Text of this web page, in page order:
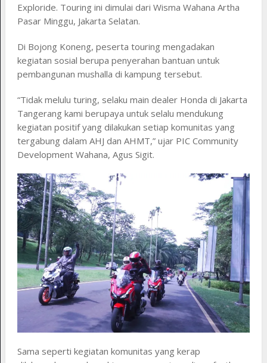
Exploride. Touring ini dimulai dari Wisma Wahana Artha
Pasar Minggu, Jakarta Selatan.
Di Bojong Koneng, peserta touring mengadakan
kegiatan sosial berupa penyerahan bantuan untuk
pembangunan mushalla di kampung tersebut.
“Tidak melulu turing, selaku main dealer Honda di Jakarta
Tangerang kami berupaya untuk selalu mendukung
kegiatan positif yang dilakukan setiap komunitas yang
tergabung dalam AHJ dan AHMT,” ujar PIC Community
Development Wahana, Agus Sigit.
Sama seperti kegiatan komunitas yang kerap